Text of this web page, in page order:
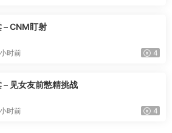
– CNM盯射
时前 4
– 见女友前憋精挑战
时前 4